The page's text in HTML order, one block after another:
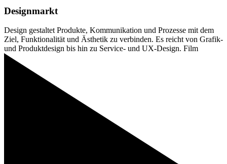
Designmarkt
Design gestaltet Produkte, Kommunikation und Prozesse mit dem
Ziel, Funktionalität und Ästhetik zu verbinden. Es reicht von Grafik-
und Produktdesign bis hin zu Service- und UX-Design. Film